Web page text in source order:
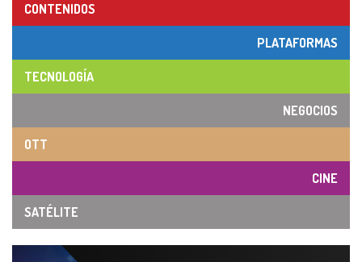
CONTENIDOS
PLATAFORMAS
TECNOLOGÍA
NEGOCIOS
OTT
CINE
SATÉLITE